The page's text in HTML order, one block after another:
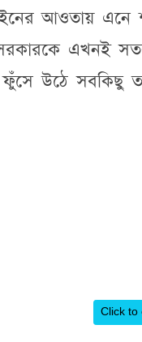
আওতায় এনে
সরকারকে এখনই
উঠে সবকিছু
Click to